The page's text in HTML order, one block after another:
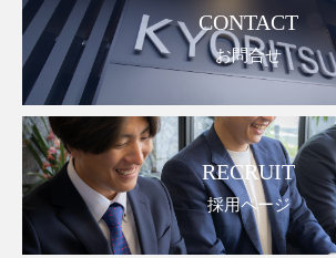
CONTACT
お問合せ
RECRUIT
採用ページ